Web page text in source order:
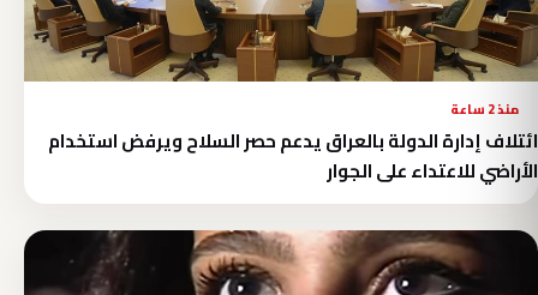
منذ 2 ساعة
ائتلاف إدارة الدولة بالعراق يدعم حصر السلاح ويرفض استخدام
الأراضي للاعتداء على الجوار